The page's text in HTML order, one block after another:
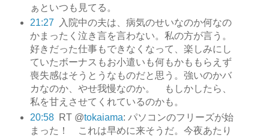
ぁといつも見てる。
21:27
入院中の夫は、病気のせいなのか何なの
かまったく泣き言を言わない。私の方が言う。
好きだった仕事もできなくなって、楽しみにし
ていたボーナスもお小遣いも何もかももらえず
喪失感はそうとうなものだと思う。強いのかバ
カなのか、やせ我慢なのか。 もしかしたら、
私を甘えさせてくれているのかも。
20:58
RT @tokaiama: パソコンのフリーズが始
まった！ これは早めに来そうだ。今夜あたり